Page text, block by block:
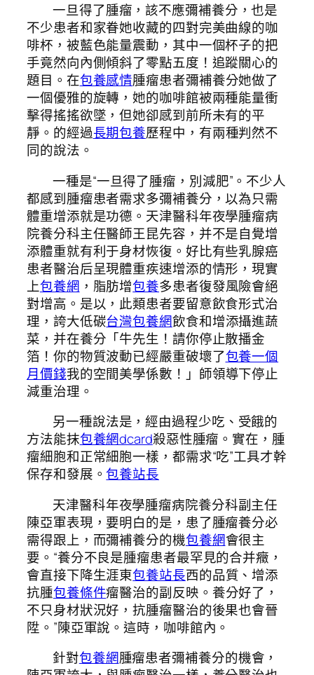
一旦得了腫瘤，該不應彌補養分，也是
不少患者和家眷她收藏的四對完美曲線的咖
啡杯，被藍色能量震動，其中一個杯子的把
手竟然向內側傾斜了零點五度！追蹤關心的
題目。在包養感情腫瘤患者彌補養分她做了
一個優雅的旋轉，她的咖啡館被兩種能量衝
擊得搖搖欲墜，但她卻感到前所未有的平
靜。的經過長期包養歷程中，有兩種判然不
同的說法。
一種是“一旦得了腫瘤，別減肥”。不少人
都感到腫瘤患者需求多彌補養分，以為只需
體重增添就是功德。天津醫科年夜學腫瘤病
院養分科主任醫師王昆先容，并不是自覺增
添體重就有利于身材恢復。好比有些乳腺癌
患者醫治后呈現體重疾速增添的情形，現實
上包養網 ，脂肪增包養多患者復發風險會絕
對增高。是以，此類患者要留意飲食形式治
理，誇大低碳台灣包養網飲食和增添攝進蔬
菜，并在養分「牛先生！請你停止散播金
箔！你的物質波動已經嚴重破壞了包養一個
月價錢我的空間美學係數！」師領導下停止
減重治理。
另一種說法是，經由過程少吃、受餓的
方法能抹包養網dcard殺惡性腫瘤。實在，腫
瘤細胞和正常細胞一樣，都需求“吃”工具才幹
保存和發展。包養站長
天津醫科年夜學腫瘤病院養分科副主任
陳亞軍表現，要明白的是，患了腫瘤養分必
需得跟上，而彌補養分的機包養網會很主
要。“養分不良是腫瘤患者最罕見的合并癥，
會直接下降生涯東包養站長西的品質、增添
抗腫包養條件瘤醫治的副反映。養分好了，
不只身材狀況好，抗腫瘤醫治的後果也會晉
陞。”陳亞軍說。這時，咖啡館內。
針對包養網腫瘤患者彌補養分的機會，